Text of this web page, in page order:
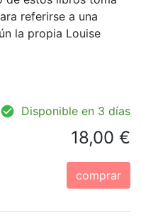
referirse a una
la propia Louise
Disponible en 3 días
18,00 €
comprar